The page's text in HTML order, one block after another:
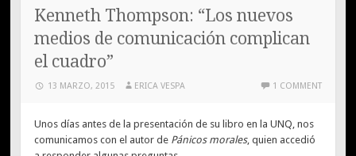
Kenneth Thompson: “Los nuevos
medios de comunicación complican
el cuadro”
13 MARZO, 2015 ERICA VESPA 1 COMMENT
Unos días antes de la presentación de su libro en la UNQ, nos
comunicamos con el autor de Pánicos morales, quien accedió